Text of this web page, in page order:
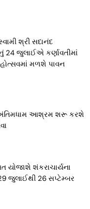
શ્રી સદાનંદ
24 જુલાઈએ કર્ણાવતીમાં
મળશે પાવન
અંતિમધામ આશ્રમ શરૂ કરશે
યોજાશે શંકરાચાર્યના
જુલાઈથી 26 સપ્ટેમ્બર